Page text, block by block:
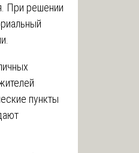
При решении
пункты